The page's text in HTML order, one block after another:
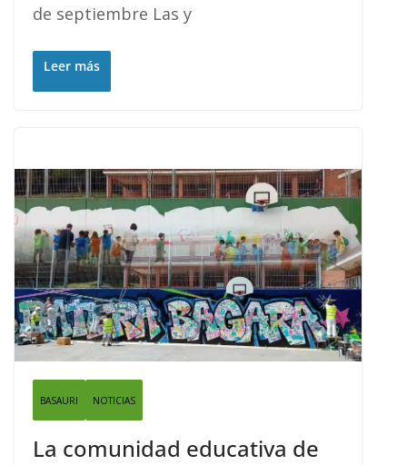
de septiembre Las y
Leer más
BASAURI NOTICIAS
La comunidad educativa de